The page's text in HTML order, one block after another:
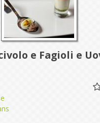
e Fagioli e